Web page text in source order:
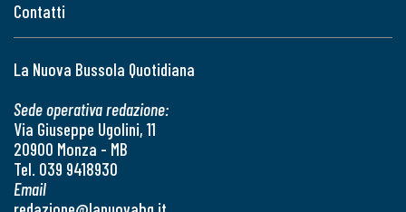
Contatti
La Nuova Bussola Quotidiana
Sede operativa redazione:
Via Giuseppe Ugolini, 11
20900 Monza - MB
Tel. 039 9418930
Email